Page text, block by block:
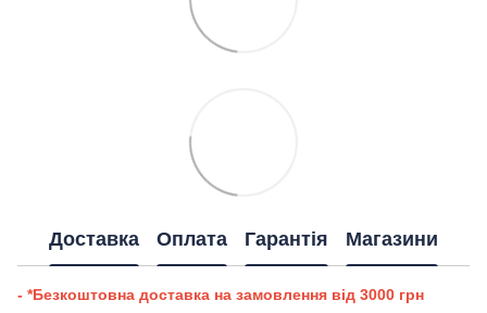
Доставка Оплата Гарантія Магазини
- *Безкоштовна доставка на замовлення від 3000 грн